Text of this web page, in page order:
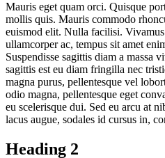
Mauris eget quam orci. Quisque
mollis quis. Mauris commodo
euismod elit. Nulla facilisi.
ullamcorper ac, tempus sit amet
Suspendisse sagittis diam a massa
sagittis est eu diam fringilla nec
magna purus, pellentesque vel
odio magna, pellentesque eget
eu scelerisque dui. Sed eu arcu at
lacus augue, sodales id cursus in,
Heading 2